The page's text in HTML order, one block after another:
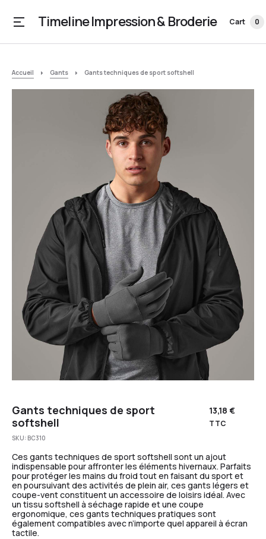
Timeline Impression & Broderie Cart 0
Accueil Gants Gants techniques de sport softshell
Gants techniques de sport
softshell
13,18€
TTC
SKU: BC310
Ces gants techniques de sport softshell sont un ajout
indispensable pour affronter les éléments hivernaux. Parfaits
pour protéger les mains du froid tout en faisant du sport et
en poursuivant des activités de plein air, ces gants légers et
coupe-vent constituent un accessoire de loisirs idéal. Avec
un tissu softshell à séchage rapide et une coupe
ergonomique, ces gants techniques pratiques sont
également compatibles avec n’importe quel appareil à écran
tactile.